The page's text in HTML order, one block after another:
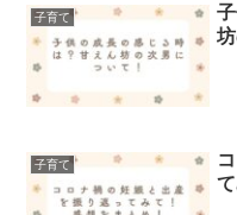
子育て
子育て